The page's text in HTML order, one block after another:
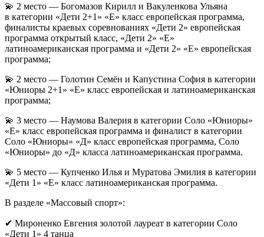
💫 2 место — Богомазов Кирилл и Вакуленкова Ульяна
в категории «Дети 2+1» «Е» класс европейская программа,
финалисты краевых соревнованиях «Дети 2» европейская
программа открытый класс, «Дети 2» «Е»
латиноамериканская программа и «Дети 2» «Е» европейская
программа;
💫 2 место — Голотин Семён и Капустина София в категории
«Юниоры 2+1» «Е» класс европейская и латиноамериканская
программа;
💫 3 место — Наумова Валерия в категории Соло «Юниоры»
«Е» класс европейская программа и финалист в категории
Соло «Юниоры» «Д» класс европейская программа, Соло
«Юниоры» до «Д» класса латиноамериканская программа.
💫 5 место — Купченко Илья и Муратова Эмилия в категории
«Дети 1» «Е» класс латиноамериканская программа.
В разделе «Массовый спорт»:
✔ Мироненко Евгения золотой лауреат в категории Соло
«Дети 1» 4 танца